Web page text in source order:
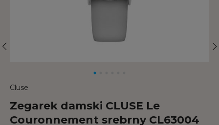
Cluse
Zegarek damski CLUSE Le
Couronnement srebrny CL63004